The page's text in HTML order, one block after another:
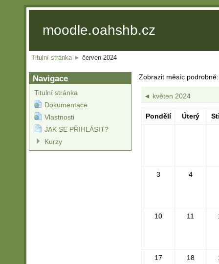
moodle.oahshb.cz
Titulní stránka ► červen 2024
Zobrazit měsíc podrobně:
◄ květen 2024
Pondělí Úterý
3 4
10 11
17 18
Navigace
Titulní stránka
Dokumentace
Vlastnosti
JAK SE PŘIHLÁSIT?
Kurzy